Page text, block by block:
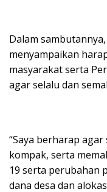
Dalam
menyampaikan
masyarakat serta
agar selalu dan
“Saya berharap
kompak, serta
19 serta perubahan
dana desa dan